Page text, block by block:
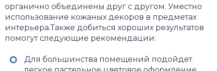
органично объединены друг с другом. Уместно
использование кожаных декоров в предметах
интерьера.Также добиться хороших результатов
помогут следующие рекомендации:
Для большинства помещений подойдет